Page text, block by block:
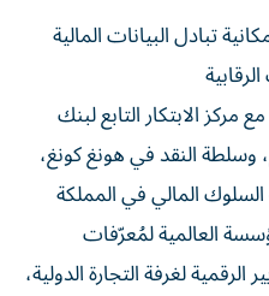
تبادل البيانات المالية
الابتكار التابع لبنك
وسلطة النقد في هونغ كونغ،
السلوك المالي في المملكة
العالمية لمُعرّفات
الرقمية لغرفة التجارة الدولية،